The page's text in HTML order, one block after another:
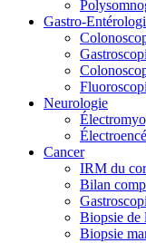
Gastro-
Neurologie
Cancer
IRM du
Bilan
Biopsie de
Biopsie